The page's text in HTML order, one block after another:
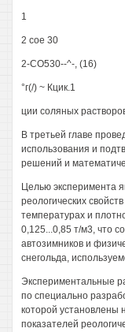
1
2 сое 30
2-СО530--^-, (16)
°г(/) ~ Кцик.1
ции соляных
В третьей главе
использования и
решений и
Целью эксперимента
реологических
температурах и
0,125...0,85 т/м3, что
автозимников и
снегольда,
Экспериментальные
по специально
которой установлены
показателей